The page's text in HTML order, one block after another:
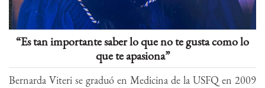
“Es tan importante saber lo que no te gusta como lo
que te apasiona”
Bernarda Viteri se graduó en Medicina de la USFQ en 2009